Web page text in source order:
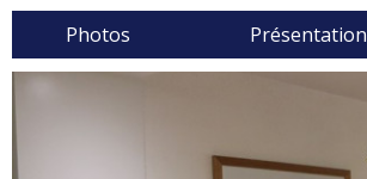
Photos Présentation